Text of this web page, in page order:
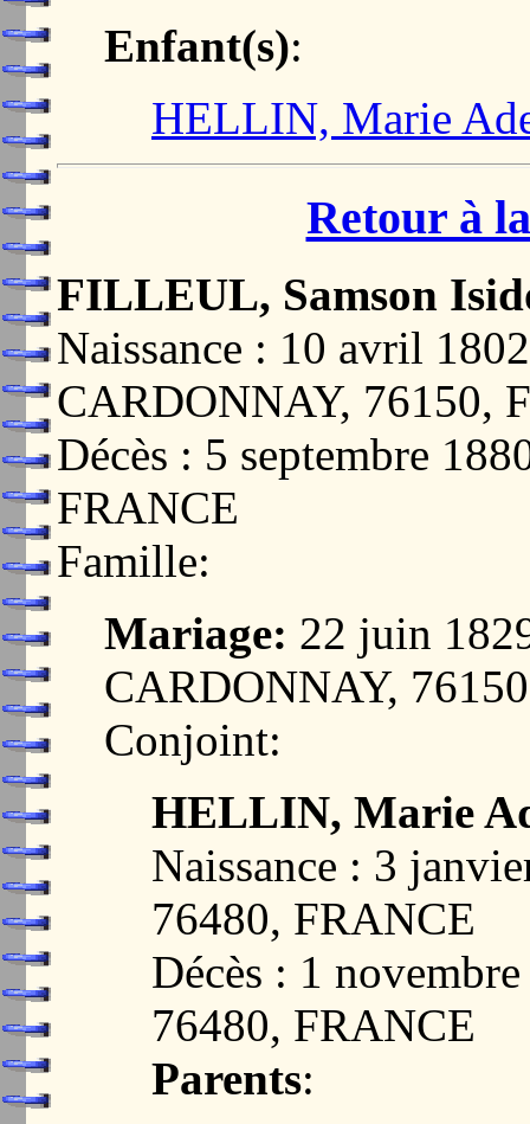
Enfant(s):
HELLIN, Marie
Retour à
FILLEUL, Samson
Naissance : 10 avril
CARDONNAY, 76150,
Décès : 5 septembre
FRANCE
Famille:
Mariage: 22 juin
CARDONNAY,
Conjoint:
HELLIN, Marie
Naissance : 3
76480, FRANCE
Décès : 1
76480, FRANCE
Parents: